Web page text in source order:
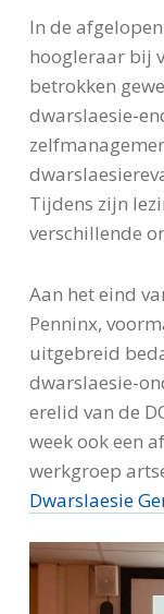
In de
hoogleraar bij
betrokken
dwarslaesie-
Tijdens zijn
verschillende
Aan het eind
Penninx,
uitgebreid
dwarslaesie-
erelid van de
week ook een
werkgroep
Dwarslaesie